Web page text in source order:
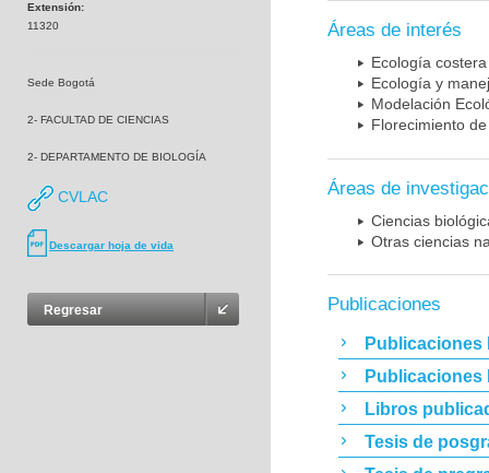
Extensión:
11320
Sede Bogotá
2- FACULTAD DE CIENCIAS
2- DEPARTAMENTO DE BIOLOGÍA
CVLAC
Descargar hoja de vida
Regresar
Áreas de interés
Ecología costera
Ecología y
Modelación
Florecimiento
Áreas de
Ciencias
Otras ciencias
Publicaciones
Publicaciones
Publicaciones
Libros
Tesis de